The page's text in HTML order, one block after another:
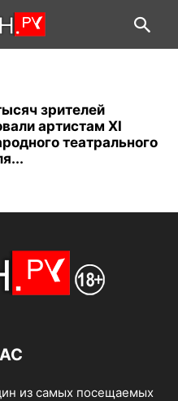
зрителей
артистам XI
театрального
из самых посещаемых